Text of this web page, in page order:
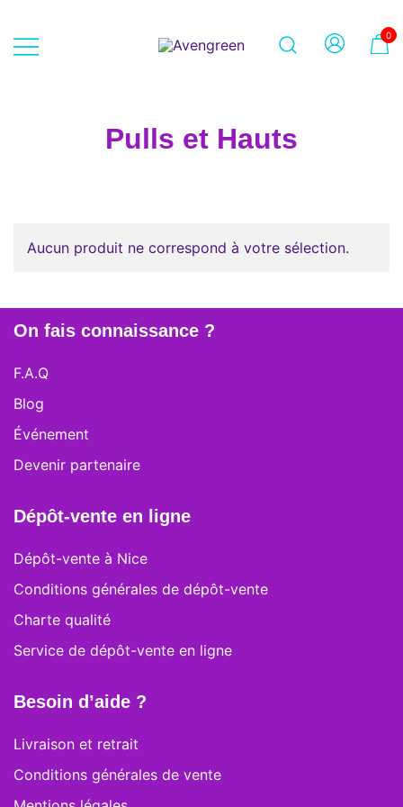
content
0
Pulls et Hauts
Aucun produit ne correspond à votre sélection.
On fais connaissance ?
F.A.Q
Blog
Événement
Devenir partenaire
Dépôt-vente en ligne
Dépôt-vente à Nice
Conditions générales de dépôt-vente
Charte qualité
Service de dépôt-vente en ligne
Besoin d’aide ?
Livraison et retrait
Conditions générales de vente